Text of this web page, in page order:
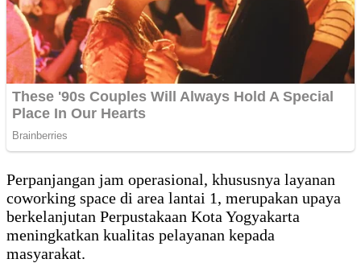
Perpanjangan jam operasional, khususnya layanan
coworking space di area lantai 1, merupakan upaya
berkelanjutan Perpustakaan Kota Yogyakarta
meningkatkan kualitas pelayanan kepada
masyarakat.